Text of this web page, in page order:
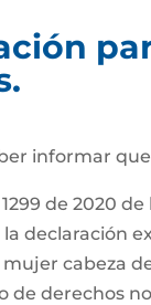
informar
de 2020 de
declaración
cabeza
de derechos